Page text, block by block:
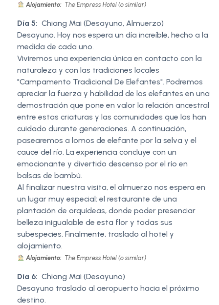
Alojamiento: The Empress Hotel (o similar)
Día 5: Chiang Mai (Desayuno, Almuerzo)
Desayuno. Hoy nos espera un día increíble, hecho a la
medida de cada uno.
Viviremos una experiencia única en contacto con la
naturaleza y con las tradiciones locales
"Campamento Tradicional De Elefantes". Podremos
apreciar la fuerza y habilidad de los elefantes en una
demostración que pone en valor la relación ancestral
entre estas criaturas y las comunidades que las han
cuidado durante generaciones. A continuación,
pasearemos a lomos de elefante por la selva y el
cauce del río. La experiencia concluye con un
emocionante y divertido descenso por el río en
balsas de bambú.
Al finalizar nuestra visita, el almuerzo nos espera en
un lugar muy especial: el restaurante de una
plantación de orquídeas, donde poder presenciar
belleza inigualable de esta flor y todas sus
subespecies. Finalmente, traslado al hotel y
alojamiento.
Alojamiento: The Empress Hotel (o similar)
Día 6: Chiang Mai (Desayuno)
Desayuno traslado al aeropuerto hacia el próximo
destino.